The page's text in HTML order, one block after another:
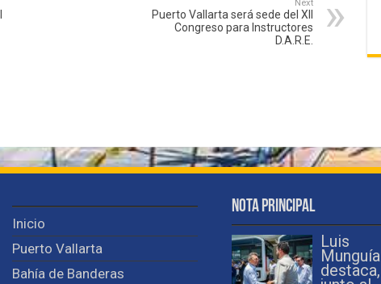
Next
Puerto Vallarta será sede del XII
Congreso para Instructores
D.A.R.E.
Inicio
Puerto Vallarta
Bahía de Banderas
Nota Principal
Luis
Munguía
destaca,